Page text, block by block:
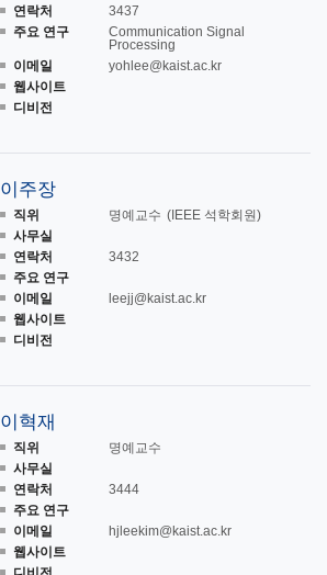
연락처
3437
주요 연구
Communication Signal
Processing
이메일
yohlee@kaist.ac.kr
웹사이트
디비전
이주장
직위 명예교수 (IEEE 석학회원)
사무실
연락처
3432
주요 연구
이메일
leejj@kaist.ac.kr
웹사이트
디비전
이혁재
직위
명예교수
사무실
연락처
3444
주요 연구
이메일
hjleekim@kaist.ac.kr
웹사이트